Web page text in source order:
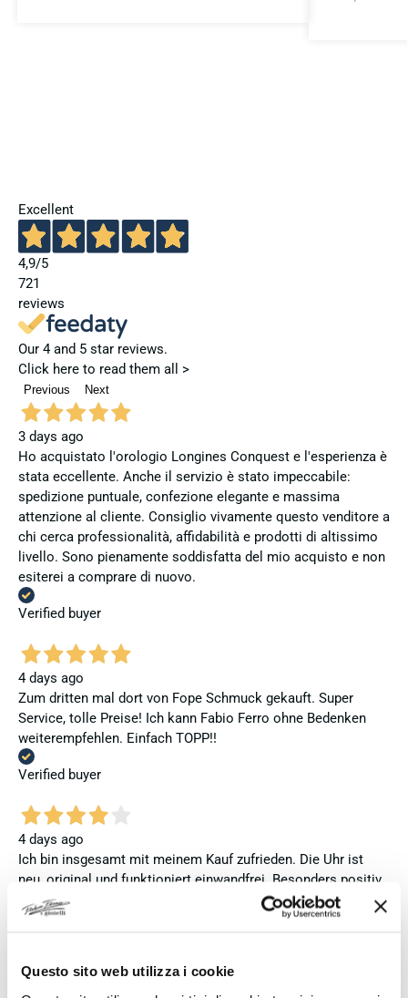
Questo sito web utilizza i cookie
Excellent
4,9/5
721
reviews
Our 4 and 5 star reviews.
Click here to read them all >
Previous Next
3 days ago
Ho acquistato l'orologio Longines Conquest e l'esperienza è
stata eccellente. Anche il servizio è stato impeccabile:
spedizione puntuale, confezione elegante e massima
attenzione al cliente. Consiglio vivamente questo venditore a
chi cerca professionalità, affidabilità e prodotti di altissimo
livello. Sono pienamente soddisfatta del mio acquisto e non
esiterei a comprare di nuovo.
Verified buyer
4 days ago
Zum dritten mal dort von Fope Schmuck gekauft. Super
Service, tolle Preise! Ich kann Fabio Ferro ohne Bedenken
weiterempfehlen. Einfach TOPP!!
Verified buyer
4 days ago
Ich bin insgesamt mit meinem Kauf zufrieden. Die Uhr ist
neu, original und funktioniert einwandfrei. Besonders positiv
hervorheben möchte ich den attraktiven Preis sowie den
vollständig ausgefüllten und abgestempelten internationalen
meinen Erwartungen an einen autorisierten Seiko-Händler